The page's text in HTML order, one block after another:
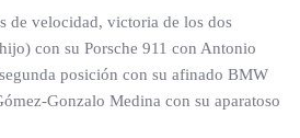
de velocidad, victoria de los dos
con su Porsche 911 con Antonio
posición con su afinado BMW
Gonzalo Medina con su aparatoso